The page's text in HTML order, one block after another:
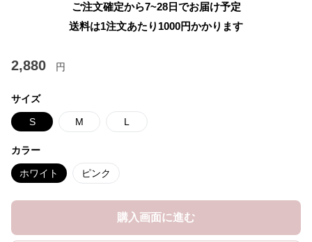
ご注文確定から7~28日でお届け予定
送料は1注文あたり 1000円かかります
2,880 円
サイズ
S M L
カラー
ホワイト ピンク
購入画面に進む